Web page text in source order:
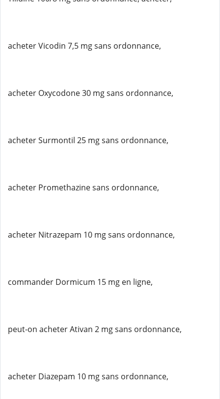
acheter Vicodin 7,5 mg sans ordonnance,
acheter Oxycodone 30 mg sans ordonnance,
acheter Surmontil 25 mg sans ordonnance,
acheter Promethazine sans ordonnance,
acheter Nitrazepam 10 mg sans ordonnance,
commander Dormicum 15 mg en ligne,
peut-on acheter Ativan 2 mg sans ordonnance,
acheter Diazepam 10 mg sans ordonnance,